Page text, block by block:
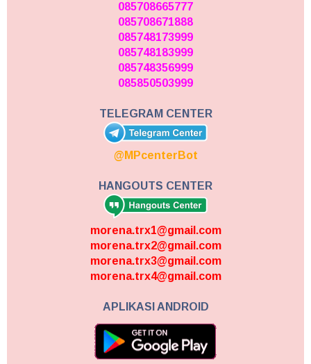
085708665777
085708671888
085748173999
085748183999
085748356999
085850503999
TELEGRAM CENTER
@MPcenterBot
HANGOUTS CENTER
morena.trx1@gmail.com
morena.trx2@gmail.com
morena.trx3@gmail.com
morena.trx4@gmail.com
APLIKASI ANDROID